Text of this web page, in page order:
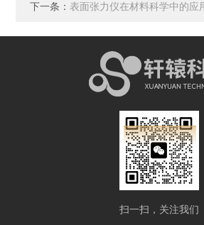
下一条：表面张力仪在材料科学中的应
扫一扫，关注我们